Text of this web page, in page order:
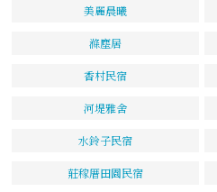
美麗晨曦
滌塵居
香村民宿
河堤雅舍
水鈴子民宿
莊稼厝田園民宿